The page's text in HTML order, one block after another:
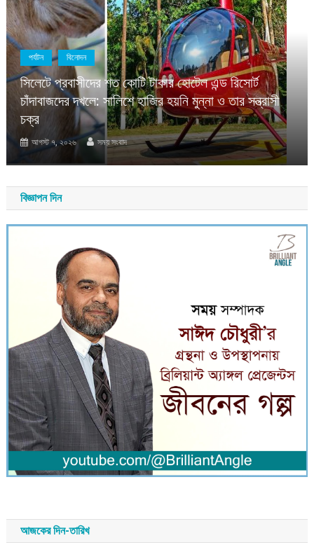
পর্যটন বিনোদন
সিলেটে প্রবাসীদের শত কোটি টাকার হোটেল এন্ড রিসোর্ট
চাঁদাবাজদের দখলে: সালিশে হাজির হয়নি মুন্না ও তার সন্ত্রাসী
চক্র
আগস্ট ৭, ২০২৬ সময় সংবাদ
বিজ্ঞাপন দিন
আজকের দিন-তারিখ